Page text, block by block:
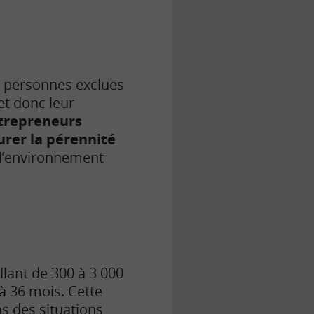
exclues
donc leur
la pérennité
de 300 à 3 000
36 mois. Cette
des situations